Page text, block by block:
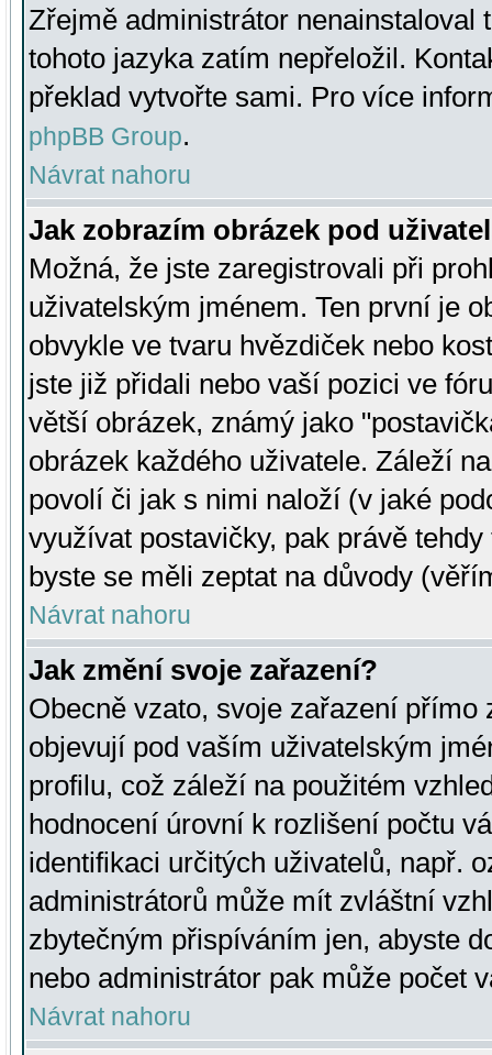
Zřejmě administrátor nenainstaloval
tohoto jazyka zatím nepřeložil.
překlad vytvořte sami. Pro více
phpBB Group.
Návrat nahoru
Jak zobrazím obrázek pod
Možná, že jste zaregistrovali při
uživatelským jménem. Ten první je
obvykle ve tvaru hvězdiček nebo
jste již přidali nebo vaší pozici ve
větší obrázek, známý jako
obrázek každého uživatele. Záleží
povolí či jak s nimi naloží (v jaké
využívat postavičky, pak právě
byste se měli zeptat na důvody
Návrat nahoru
Jak změní svoje zařazení?
Obecně vzato, svoje zařazení přímo
objevují pod vaším uživatelským
profilu, což záleží na použitém
hodnocení úrovní k rozlišení počtu
identifikaci určitých uživatelů, např.
administrátorů může mít zvláštní
zbytečným přispíváním jen, abyste
nebo administrátor pak může počet
Návrat nahoru